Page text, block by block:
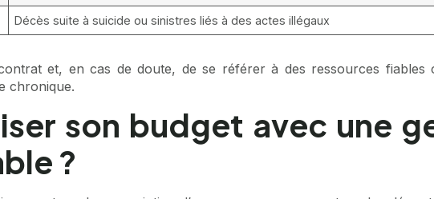
Décès suite à suicide ou sinistres liés à des actes illégaux
et, en cas de doute, de se référer à des ressources fiables
chronique.
son budget avec une
?